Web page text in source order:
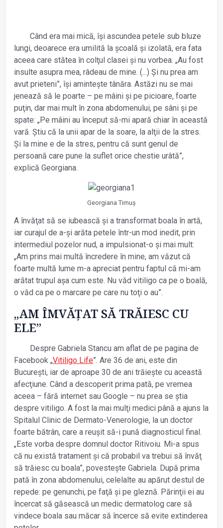
Când era mai mică, își ascundea petele sub bluze
lungi, deoarece era umilită la școală și izolată, era fata
aceea care stătea în colţul clasei și nu vorbea. „Au fost
insulte asupra mea, râdeau de mine. (...) Și nu prea am
avut prieteni”, își amintește tânăra. Astăzi nu se mai
jenează să le poarte – pe mâini și pe picioare, foarte
puţin, dar mai mult în zona abdomenului, pe sâni și pe
spate: „Pe mâini au început să-mi apară chiar în această
vară. Știu că la unii apar de la soare, la alţii de la stres.
Și la mine e de la stres, pentru că sunt genul de
persoană care pune la suflet orice chestie urâtă”,
explică Georgiana.
Georgiana Timuș
A învăţat să se iubească și a transformat boala în artă,
iar curajul de a-și arăta petele într-un mod inedit, prin
intermediul pozelor nud, a impulsionat-o și mai mult:
„Am prins mai multă încredere în mine, am văzut că
foarte multă lume m-a apreciat pentru faptul că mi-am
arătat trupul așa cum este. Nu văd vitiligo ca pe o boală,
o văd ca pe o marcare pe care nu toţi o au”.
„AM ÎMVĂŢAT SĂ TRĂIESC CU
ELE”
Despre Gabriela Stancu am aflat de pe pagina de
Facebook „Vitiligo Life”. Are 36 de ani, este din
București, iar de aproape 30 de ani trăiește cu această
afecţiune. Când a descoperit prima pată, pe vremea
aceea – fără internet sau Google – nu prea se știa
despre vitiligo. A fost la mai mulţi medici până a ajuns la
Spitalul Clinic de Dermato-Venerologie, la un doctor
foarte bătrân, care a reușit să-i pună diagnosticul final.
„Este vorba despre domnul doctor Ritivoiu. Mi-a spus
că nu există tratament și că probabil va trebui să învăţ
să trăiesc cu boala”, povestește Gabriela. După prima
pată în zona abdomenului, celelalte au apărut destul de
repede: pe genunchi, pe faţă și pe gleznă. Părinţii ei au
încercat să găsească un medic dermatolog care să
vindece boala sau măcar să încerce să evite extinderea